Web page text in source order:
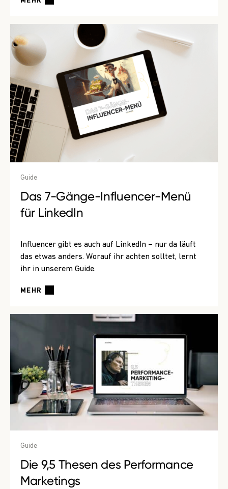
Guide
Das 7-Gänge-Influencer-Menü
für LinkedIn
Influencer gibt es auch auf LinkedIn – nur da läuft
das etwas anders. Worauf ihr achten solltet, lernt
ihr in unserem Guide.
MEHR
Guide
Die 9,5 Thesen des Performance
Marketings